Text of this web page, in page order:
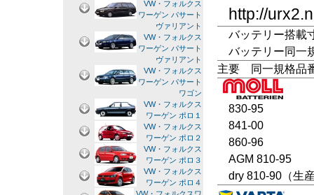
http://
バッテリー搭載
バッテリー同一
主要 同一規格品
830-95
841-00
860-96
AGM 810-95
dry 810-90（生
VW・フォルクス
ワーゲン パサート
ヴァリアント
VW・フォルクス
ワーゲン パサート
ヴァリアント
VW・フォルクス
ワーゲン パサート
ワゴン
VW・フォルクス
ワーゲン ポロ１
VW・フォルクス
ワーゲン ポロ２
VW・フォルクス
ワーゲン ポロ３
VW・フォルクス
ワーゲン ポロ４